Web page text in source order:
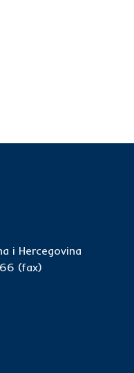
i Hercegovina
(fax)